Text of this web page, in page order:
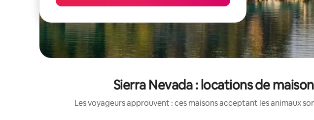
Sierra Nevada : locations de
Les voyageurs approuvent : ces maisons acceptant les animaux